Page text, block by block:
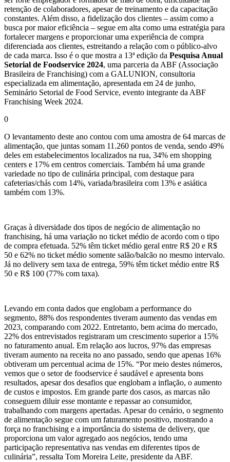
retenção de colaboradores, apesar de treinamento e da capacitação
constantes. Além disso, a fidelização dos clientes – assim como a
busca por maior eficiência – segue em alta como uma estratégia para
fortalecer margens e proporcionar uma experiência de compra
diferenciada aos clientes, estreitando a relação com o público-alvo
de cada marca. Isso é o que mostra a 13ª edição da Pesquisa Anual
Setorial de Foodservice 2024, uma parceria da ABF (Associação
Brasileira de Franchising) com a GALUNION, consultoria
especializada em alimentação, apresentada em 24 de junho,
Seminário Setorial de Food Service, evento integrante da ABF
Franchising Week 2024.
0
O levantamento deste ano contou com uma amostra de 64 marcas de
alimentação, que juntas somam 11.260 pontos de venda, sendo 49%
deles em estabelecimentos localizados na rua, 34% em shopping
centers e 17% em centros comerciais. Também há uma grande
variedade no tipo de culinária principal, com destaque para
cafeterias/chás com 14%, variada/brasileira com 13% e asiática
também com 13%.
Graças à diversidade dos tipos de negócio de alimentação no
franchising, há uma variação no ticket médio de acordo com o tipo
de compra efetuada. 52% têm ticket médio geral entre R$ 20 e R$
50 e 62% no ticket médio somente salão/balcão no mesmo intervalo.
Já no delivery sem taxa de entrega, 59% têm ticket médio entre R$
50 e R$ 100 (77% com taxa).
Levando em conta dados que englobam a performance do
segmento, 88% dos respondentes tiveram aumento das vendas em
2023, comparando com 2022. Entretanto, bem acima do mercado,
22% dos entrevistados registraram um crescimento superior a 15%
no faturamento anual. Em relação aos lucros, 97% das empresas
tiveram aumento na receita no ano passado, sendo que apenas 16%
obtiveram um percentual acima de 15%. “Por meio destes números,
vemos que o setor de foodservice é saudável e apresenta bons
resultados, apesar dos desafios que englobam a inflação, o aumento
de custos e impostos. Em grande parte dos casos, as marcas não
conseguem diluir esse montante e repassar ao consumidor,
trabalhando com margens apertadas. Apesar do cenário, o segmento
de alimentação segue com um faturamento positivo, mostrando a
força no franchising e a importância do sistema de delivery, que
proporciona um valor agregado aos negócios, tendo uma
participação representativa nas vendas em diferentes tipos de
culinária”, ressalta Tom Moreira Leite, presidente da ABF.